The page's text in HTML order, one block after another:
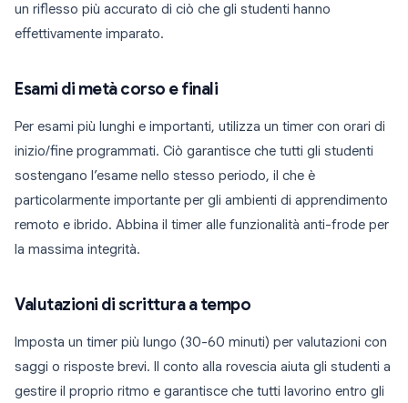
un riflesso più accurato di ciò che gli studenti hanno
effettivamente imparato.
Esami di metà corso e finali
Per esami più lunghi e importanti, utilizza un timer con orari di
inizio/fine programmati. Ciò garantisce che tutti gli studenti
sostengano l’esame nello stesso periodo, il che è
particolarmente importante per gli ambienti di apprendimento
remoto e ibrido. Abbina il timer alle funzionalità anti-frode per
la massima integrità.
Valutazioni di scrittura a tempo
Imposta un timer più lungo (30-60 minuti) per valutazioni con
saggi o risposte brevi. Il conto alla rovescia aiuta gli studenti a
gestire il proprio ritmo e garantisce che tutti lavorino entro gli